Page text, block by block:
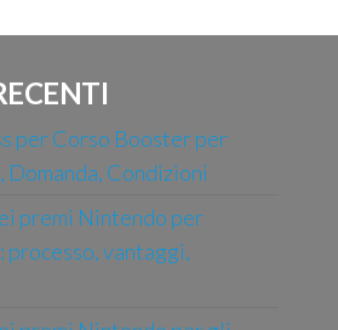
per Corso Booster per
Domanda, Condizioni
premi Nintendo per
vantaggi,